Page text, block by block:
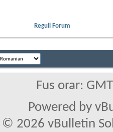
Reguli Forum
Fus orar:
Powered by
2026 vBulletin